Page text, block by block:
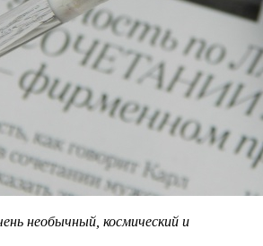
необычный, космический и